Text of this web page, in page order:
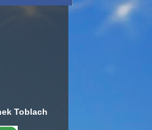
Toblach